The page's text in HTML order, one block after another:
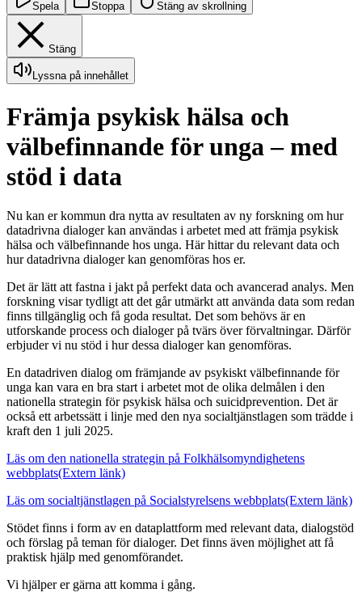
Spela Stoppa Stäng av skrollning
Stäng
Lyssna på innehållet
Främja psykisk hälsa och
välbefinnande för unga – med
stöd i data
Nu kan er kommun dra nytta av resultaten av ny forskning om hur
datadrivna dialoger kan användas i arbetet med att främja psykisk
hälsa och välbefinnande hos unga. Här hittar du relevant data och
hur datadrivna dialoger kan genomföras hos er.
Det är lätt att fastna i jakt på perfekt data och avancerad analys. Men
forskning visar tydligt att det går utmärkt att använda data som redan
finns tillgänglig och få goda resultat. Det som behövs är en
utforskande process och dialoger på tvärs över förvaltningar. Därför
erbjuder vi nu stöd i hur dessa dialoger kan genomföras.
En datadriven dialog om främjande av psykiskt välbefinnande för
unga kan vara en bra start i arbetet mot de olika delmålen i den
nationella strategin för psykisk hälsa och suicidprevention. Det är
också ett arbetssätt i linje med den nya socialtjänstlagen som trädde i
kraft den 1 juli 2025.
Läs om den nationella strategin på Folkhälsomyndighetens
webbplats(Extern länk)
Läs om socialtjänstlagen på Socialstyrelsens webbplats(Extern länk)
Stödet finns i form av en dataplattform med relevant data, dialogstöd
och förslag på teman för dialoger. Det finns även möjlighet att få
praktisk hjälp med genomförandet.
Vi hjälper er gärna att komma i gång.